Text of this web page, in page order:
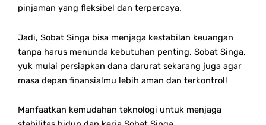
pinjaman yang fleksibel dan terpercaya.
Jadi, Sobat Singa bisa menjaga kestabilan keuangan
tanpa harus menunda kebutuhan penting. Sobat Singa,
yuk mulai persiapkan dana darurat sekarang juga agar
masa depan finansialmu lebih aman dan terkontrol!
Manfaatkan kemudahan teknologi untuk menjaga